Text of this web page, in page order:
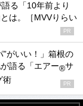
る「10年前より
は。［MVVりらい
PR
”がいい！」箱根の
語る「エアー®サ
術 PR